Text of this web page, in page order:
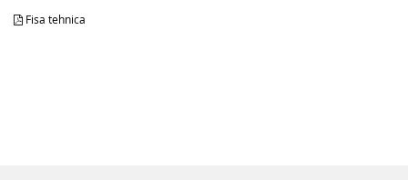
Fisa tehnica